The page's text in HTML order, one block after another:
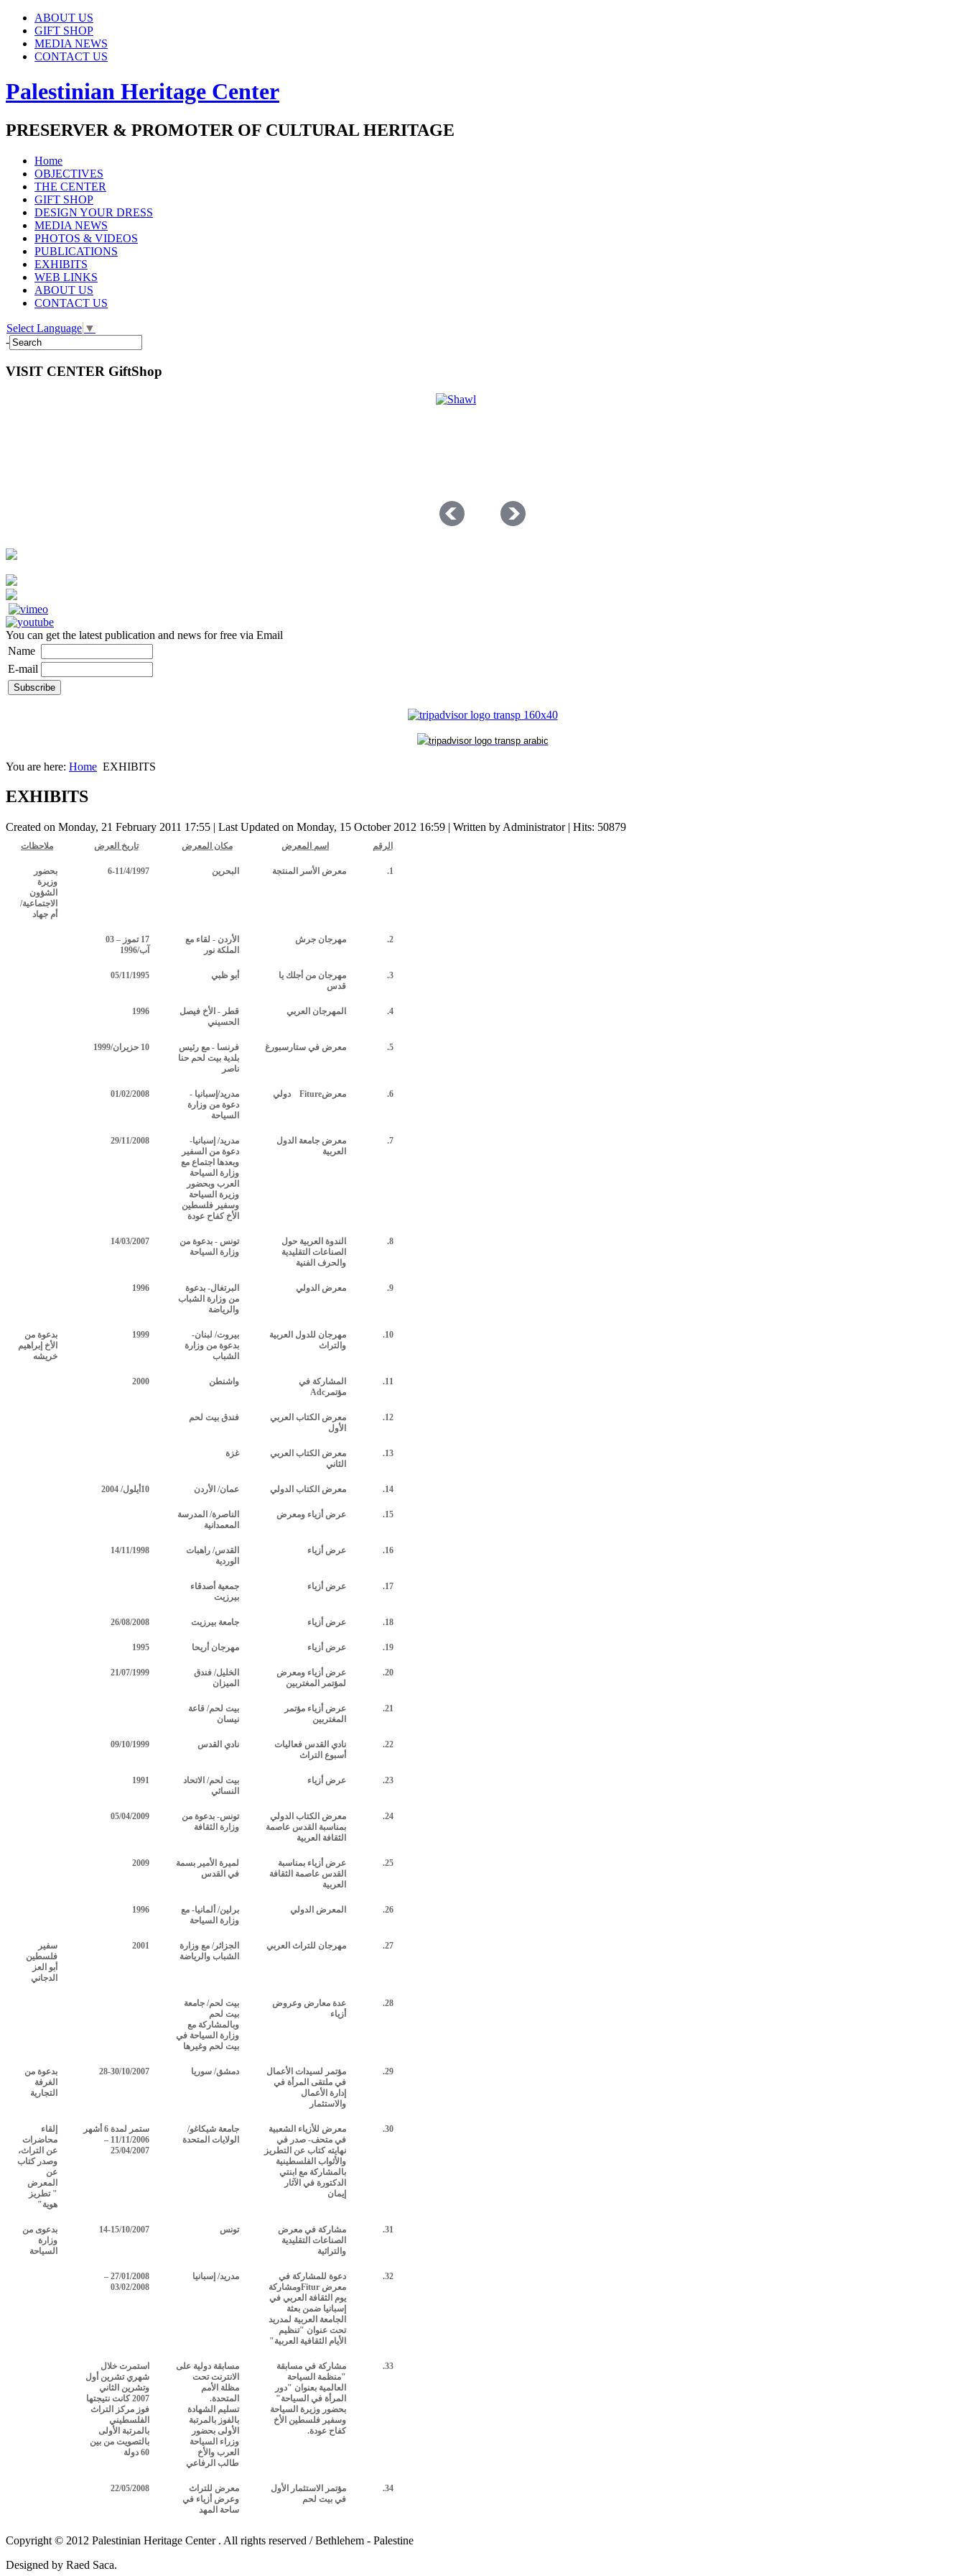
ABOUT US
GIFT SHOP
MEDIA NEWS
CONTACT US
Palestinian Heritage Center
PRESERVER & PROMOTER OF CULTURAL HERITAGE
Home
OBJECTIVES
THE CENTER
GIFT SHOP
DESIGN YOUR DRESS
MEDIA NEWS
PHOTOS & VIDEOS
PUBLICATIONS
EXHIBITS
WEB LINKS
ABOUT US
CONTACT US
Select Language ▼
-
VISIT CENTER GiftShop
You can get the latest publication and news for free via Email
Name
E-mail
You are here: Home EXHIBITS
EXHIBITS
Created on Monday, 21 February 2011 17:55 | Last Updated on Monday, 15 October 2012 16:59 | Written by Administrator| Hits: 50879
الرقم اسم المعرض مكان المعرض تاريخ العرض ملاحظات
1. معرض الأسر المنتجة البحرين 6-11/4/1997
بحضور
وزيرة
الشؤون
الاجتماعية/
أم جهاد
2. مهرجان جرش
الأردن - لقاء مع
الملكة نور
17 تموز – 03
آب/1996
3.
مهرجان من أجلك يا
قدس
أبو ظبي 05/11/1995
4. المهرجان العربي
قطر - الأخ فيصل
الحسيني
1996
5. معرض في ستارسبورغ
فرنسا - مع رئيس
بلدية بيت لحم حنا
ناصر
10 حزيران/1999
6. معرضFiture دولي
مدريد/إسبانيا -
دعوة من وزارة
السياحة
01/02/2008
7.
معرض جامعة الدول
العربية
مدريد/ إسبانيا-
دعوة من السفير
وبعدها اجتماع مع
وزارة السياحة
العرب وبحضور
وزيرة السياحة
وسفير فلسطين
الأخ كفاح عودة
29/11/2008
8.
الندوة العربية حول
الصناعات التقليدية
والحرف الفنية
تونس - بدعوة من
وزارة السياحة
14/03/2007
9. معرض الدولي
البرتغال- بدعوة
من وزارة الشباب
والرياضة
1996
10.
مهرجان للدول العربية
والتراث
بيروت/ لبنان-
بدعوة من وزارة
الشباب
1999
بدعوة من
الأخ إبراهيم
خريشه
11.
المشاركة في
مؤتمر Adc
واشنطن 2000
12.
معرض الكتاب العربي
الأول
فندق بيت لحم
13.
معرض الكتاب العربي
الثاني
غزة
14. معرض الكتاب الدولي عمان/ الأردن 10أيلول/ 2004
15. عرض أزياء ومعرض
الناصرة/ المدرسة
المعمدانية
16. عرض أزياء
القدس/ راهبات
الوردية
14/11/1998
17. عرض أزياء
جمعية أصدقاء
بيرزيت
18. عرض أزياء جامعة بيرزيت 26/08/2008
19. عرض أزياء مهرجان أريحا 1995
20.
عرض أزياء ومعرض
لمؤتمر المغتربين
الخليل/ فندق
الميزان
21/07/1999
21.
عرض أزياء مؤتمر
المغتربين
بيت لحم/ قاعة
نيسان
22.
نادي القدس فعاليات
أسبوع التراث
نادي القدس 09/10/1999
23. عرض أزياء
بيت لحم/ الاتحاد
النسائي
1991
24.
معرض الكتاب الدولي
بمناسبة القدس عاصمة
الثقافة العربية
تونس- بدعوة من
وزارة الثقافة
05/04/2009
25.
عرض أزياء بمناسبة
القدس عاصمة الثقافة
العربية
لميرة الأمير بسمة
في القدس
2009
26. المعرض الدولي
برلين/ ألمانيا- مع
وزارة السياحة
1996
27. مهرجان للتراث العربي
الجزائر/ مع وزارة
الشباب والرياضة
2001
سفير
فلسطين
أبو العز
الدجاني
28.
عدة معارض وعروض
أزياء
بيت لحم/ جامعة
بيت لحم
وبالمشاركة مع
وزارة السياحة في
بيت لحم وغيرها
29.
مؤتمر لسيدات الأعمال
في ملتقى المرأة في
إدارة الأعمال
والاستثمار
دمشق/ سوريا 28-30/10/2007
بدعوة من
الغرفة
التجارية
30.
معرض للأزياء الشعبية
في متحف- صدر في
نهايته كتاب عن التطريز
والأثواب الفلسطينية
بالمشاركة مع ابنتي
الدكتورة في الآثار
إيمان
جامعة شيكاغو/
الولايات المتحدة
ستمر لمدة 6 أشهر
11/11/2006 –
25/04/2007
إلقاء
محاضرات
عن التراث،
وصدر كتاب
عن
المعرض
" تطريز
هوية"
31.
مشاركة في معرض
الصناعات التقليدية
والتراثية
تونس 14-15/10/2007
بدعوى من
وزارة
السياحة
32.
دعوة للمشاركة في
معرض Fiturومشاركة
يوم الثقافة العربي في
إسبانيا ضمن بعثة
الجامعة العربية لمدريد
تحت عنوان "تنظيم
الأيام الثقافية العربية"
مدريد/ إسبانيا
27/01/2008 –
03/02/2008
33.
مشاركة في مسابقة
"منظمة السياحة
العالمية بعنوان "دور
المرأة في السياحة"
بحضور وزيرة السياحة
وسفير فلسطين الأخ
كفاح عودة.
مسابقة دولية على
الانترنت تحت
مظلة الأمم
المتحدة.
تسليم الشهادة
بالفوز بالمرتبة
الأولى بحضور
وزراء السياحة
العرب والأخ
طالب الرفاعي
استمرت خلال
شهري تشرين أول
وتشرين الثاني
2007 كانت نتيجتها
فوز مركز التراث
الفلسطيني
بالمرتبة الأولى
بالتصويت من بين
60 دولة
34.
مؤتمر الاستثمار الأول
في بيت لحم
معرض للتراث
وعرض أزياء في
ساحة المهد
22/05/2008
Copyright © 2012 Palestinian Heritage Center . All rights reserved /Bethlehem - Palestine
Designed by Raed Saca.